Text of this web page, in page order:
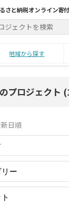
さと納税オンライン寄
地域から探す
プロジェクト (
日順